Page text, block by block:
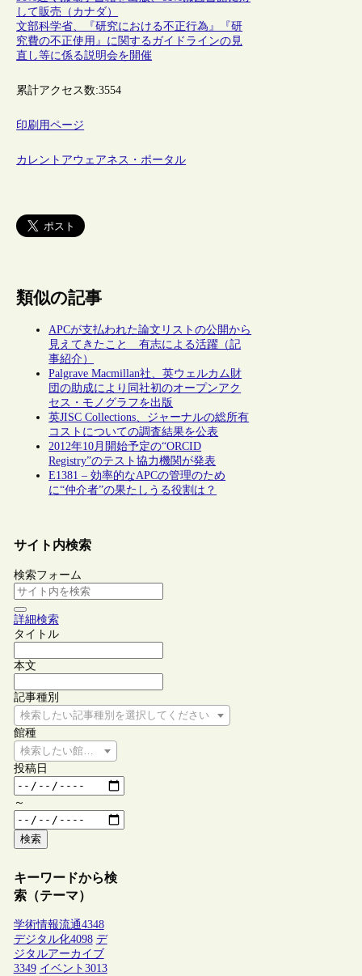
して販売（カナダ）
文部科学省、『研究における不正行為』『研
究費の不正使用』に関するガイドラインの見
直し等に係る説明会を開催
累計アクセス数:3554
印刷用ページ
カレントアウェアネス・ポータル
類似の記事
APCが支払われた論文リストの公開から
見えてきたこと 有志による活躍（記
事紹介）
Palgrave Macmillan社、英ウェルカム財
団の助成により同社初のオープンアク
セス・モノグラフを出版
英JISC Collections、ジャーナルの総所有
コストについての調査結果を公表
2012年10月開始予定の“ORCID
Registry”のテスト協力機関が発表
E1381 – 効率的なAPCの管理のため
に“仲介者”の果たしうる役割は？
サイト内検索
検索フォーム
詳細検索
タイトル
本文
記事種別
検索したい記事種別を選択してください
館種
検索したい館種を選択してください
投稿日
～
検索
キーワードから検
索（テーマ）
学術情報流通4348
デジタル化4098 デ
ジタルアーカイブ
3349 イベント 3013